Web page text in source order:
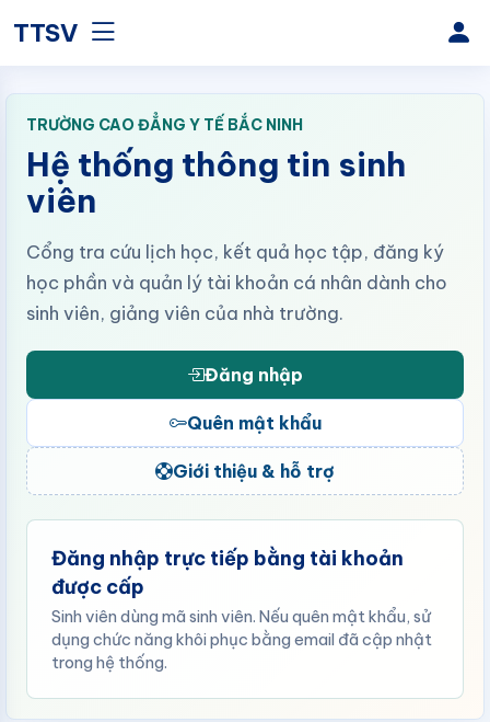
TTSV
TRƯỜNG CAO ĐẲNG Y TẾ BẮC NINH
Hệ thống thông tin sinh
viên
Cổng tra cứu lịch học, kết quả học tập, đăng ký
học phần và quản lý tài khoản cá nhân dành cho
sinh viên, giảng viên của nhà trường.
Đăng nhập
Quên mật khẩu
Giới thiệu & hỗ trợ
Đăng nhập trực tiếp bằng tài khoản
được cấp
Sinh viên dùng mã sinh viên. Nếu quên mật khẩu, sử
dụng chức năng khôi phục bằng email đã cập nhật
trong hệ thống.